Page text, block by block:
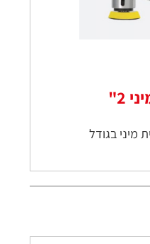
2"
מיני בגודל